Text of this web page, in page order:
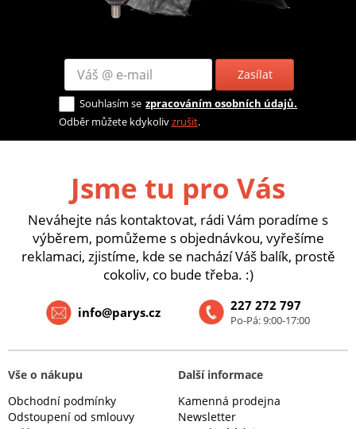
Zasílat
Souhlasím se zpracováním osobních údajů.
Odběr můžete kdykolivzrušit.
Jsme tu pro Vás
Neváhejte nás kontaktovat, rádi Vám poradíme s
výběrem, pomůžeme s objednávkou, vyřešíme
reklamaci, zjistíme, kde se nachází Váš balík, prostě
cokoliv, co bude třeba. :)
227 272 797
Po-Pá: 9:00-17:00
info@parys.cz
Vše o nákupu
Obchodní podmínky
Odstoupení od smlouvy
Další informace
Kamenná prodejna
Newsletter